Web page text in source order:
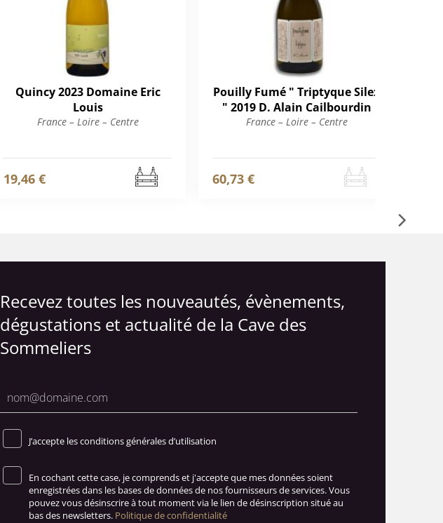
Quincy 2023 Domaine Eric
Louis
France – Loire – Centre
19,46 €
Pouilly Fumé " Triptyque Silex
" 2019 D. Alain Cailbourdin
France – Loire – Centre
60,73 €
Recevez toutes les nouveautés, évènements,
dégustations et actualité de la Cave des
Sommeliers
J’accepte les conditions générales d’utilisation
En cochant cette case, je comprends et j'accepte que mes données soient
enregistrées dans les bases de données de nos fournisseurs de services. Vous
pouvez vous désinscrire à tout moment via le lien de désinscription situé au
bas des newsletters. Politique de confidentialité